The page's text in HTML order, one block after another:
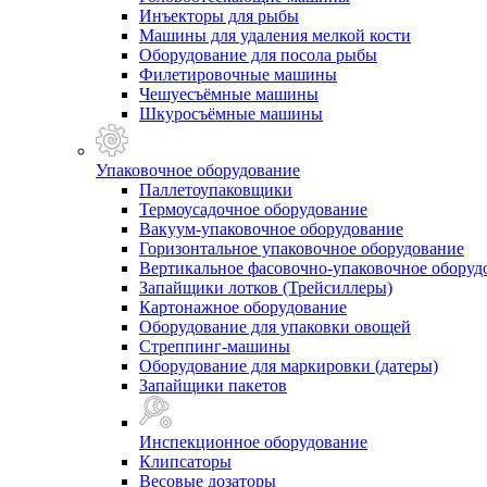
Инъекторы для рыбы
Машины для удаления мелкой кости
Оборудование для посола рыбы
Филетировочные машины
Чешуесъёмные машины
Шкуросъёмные машины
Упаковочное оборудование
Паллетоупаковщики
Термоусадочное оборудование
Вакуум-упаковочное оборудование
Горизонтальное упаковочное оборудование
Вертикальное фасовочно-упаковочное
Запайщики лотков (Трейсиллеры)
Картонажное оборудование
Оборудование для упаковки овощей
Стреппинг-машины
Оборудование для маркировки (датеры)
Запайщики пакетов
Инспекционное оборудование
Клипсаторы
Весовые дозаторы